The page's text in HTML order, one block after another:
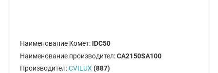
Наименование Комет: IDC50
Наименование производител:CA2150SA100
Производител:CVILUX (887)